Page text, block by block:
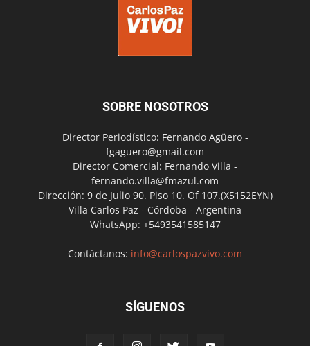
SOBRE NOSOTROS
Director Periodístico: Fernando Agüero -
fgaguero@gmail.com
Director Comercial: Fernando Villa -
fernando.villa@fmazul.com
Dirección: 9 de Julio 90. Piso 10. Of 107.(X5152EYN)
Villa Carlos Paz - Córdoba - Argentina
WhatsApp: +5493541585147
Contáctanos: info@carlospazvivo.com
SÍGUENOS